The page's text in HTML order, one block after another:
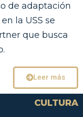
de adaptación
la USS se
que busca
Leer más
CULTURA